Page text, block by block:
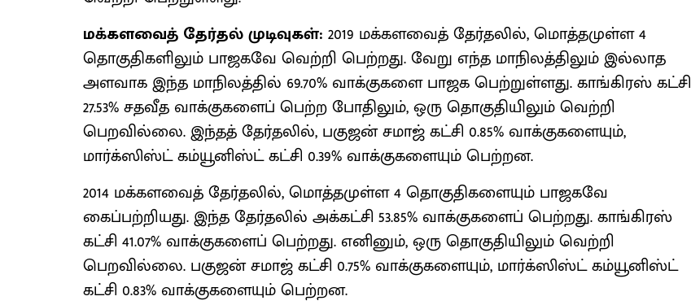
மக்களவைத் தேர்தல் முடிவுகள்: 2019 மக்களவைத் தேர்தலில், மொத்தமுள்ள 4
தொகுதிகளிலும் பாஜகவே வெற்றி பெற்றது. வேறு எந்த மாநிலத்திலும் இல்லாத
அளவாக இந்த மாநிலத்தில் 69.70% வாக்குகளை பாஜக பெற்றுள்ளது. காங்கிரஸ் கட்சி
27.53% சதவீத வாக்குகளைப் பெற்ற போதிலும், ஒரு தொகுதியிலும் வெற்றி
பெறவில்லை. இந்தத் தேர்தலில், பகுஜன் சமாஜ் கட்சி 0.85% வாக்குகளையும்,
மார்க்ஸிஸ்ட் கம்யூனிஸ்ட் கட்சி 0.39% வாக்குகளையும் பெற்றன.
2014 மக்களவைத் தேர்தலில், மொத்தமுள்ள 4 தொகுதிகளையும் பாஜகவே
கைப்பற்றியது. இந்த தேர்தலில் அக்கட்சி 53.85% வாக்குகளைப் பெற்றது. காங்கிரஸ்
கட்சி 41.07% வாக்குகளைப் பெற்றது. எனினும், ஒரு தொகுதியிலும் வெற்றி
பெறவில்லை. பகுஜன் சமாஜ் கட்சி 0.75% வாக்குகளையும், மார்க்ஸிஸ்ட் கம்யூனிஸ்ட்
கட்சி 0.83% வாக்குகளையும் பெற்றன.